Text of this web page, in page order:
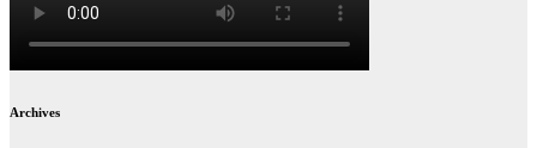
Archives